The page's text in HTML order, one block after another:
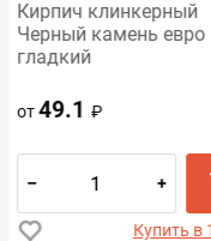
Кирпич клинкерный
Черный камень евро
гладкий
от49.1₽
– +
Купить в